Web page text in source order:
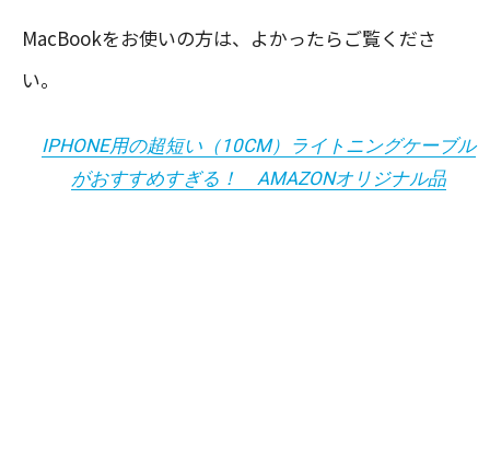
MacBookをお使いの方は、よかったらご覧くださ
い。
IPHONE用の超短い（10CM）ライトニングケーブル
がおすすめすぎる！ AMAZONオリジナル品